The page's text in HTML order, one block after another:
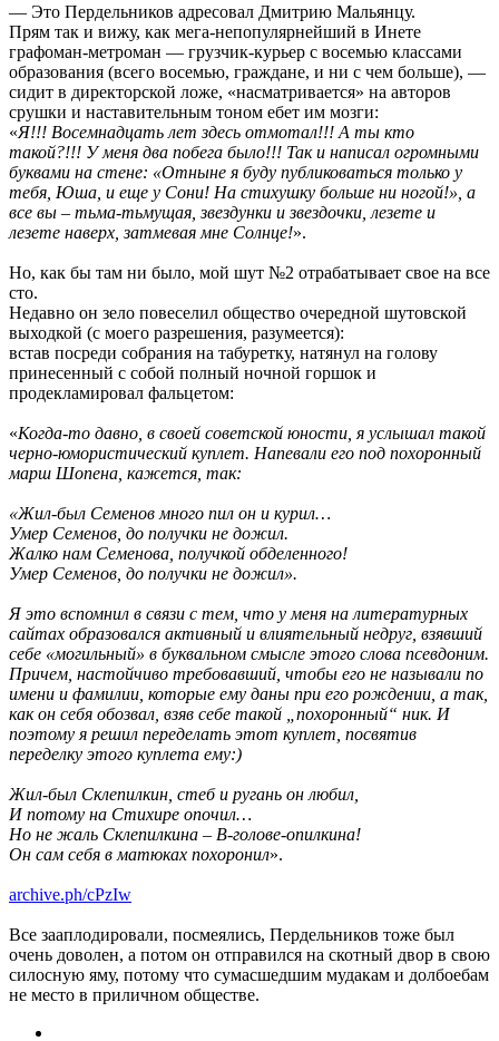
— Это Пердельников адресовал Дмитрию Мальянцу.
Прям так и вижу, как мега-непопулярнейший в Инете
графоман-метроман — грузчик-курьер с восемью классами
образования (всего восемью, граждане, и ни с чем больше), —
сидит в директорской ложе, «насматривается» на авторов
срушки и наставительным тоном ебет им мозги:
«Я!!! Восемнадцать лет здесь отмотал!!! А ты кто
такой?!!! У меня два побега было!!! Так и написал огромными
буквами на стене: «Отныне я буду публиковаться только у
тебя, Юша, и еще у Сони! На стихушку больше ни ногой!», а
все вы – тьма-тьмущая, звездунки и звездочки, лезете и
лезете наверх, затмевая мне Солнце!».
Но, как бы там ни было, мой шут №2 отрабатывает свое на все
сто.
Недавно он зело повеселил общество очередной шутовской
выходкой (с моего разрешения, разумеется):
встав посреди собрания на табуретку, натянул на голову
принесенный с собой полный ночной горшок и
продекламировал фальцетом:
«Когда-то давно, в своей советской юности, я услышал такой
черно-юмористический куплет. Напевали его под похоронный
марш Шопена, кажется, так:
«Жил-был Семенов много пил он и курил…
Умер Семенов, до получки не дожил.
Жалко нам Семенова, получкой обделенного!
Умер Семенов, до получки не дожил».
Я это вспомнил в связи с тем, что у меня на литературных
сайтах образовался активный и влиятельный недруг, взявший
себе «могильный» в буквальном смысле этого слова псевдоним.
Причем, настойчиво требовавший, чтобы его не называли по
имени и фамилии, которые ему даны при его рождении, а так,
как он себя обозвал, взяв себе такой „похоронный“ ник. И
поэтому я решил переделать этот куплет, посвятив
переделку этого куплета ему:)
Жил-был Склепилкин, стеб и ругань он любил,
И потому на Стихире опочил…
Но не жаль Склепилкина – В-голове-опилкина!
Он сам себя в матюках похоронил».
archive.ph/cPzIw
Все зааплодировали, посмеялись, Пердельников тоже был
очень доволен, а потом он отправился на скотный двор в свою
силосную яму, потому что сумасшедшим мудакам и долбоебам
не место в приличном обществе.